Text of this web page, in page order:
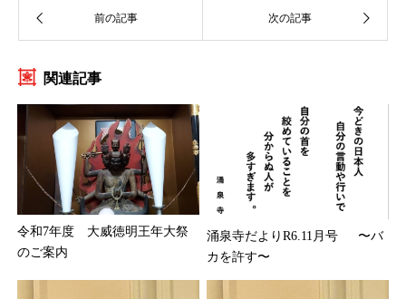
関連記事
令和7年度 大威徳明王年大祭
のご案内
涌泉寺だよりR6.11月号 〜バ
カを許す〜